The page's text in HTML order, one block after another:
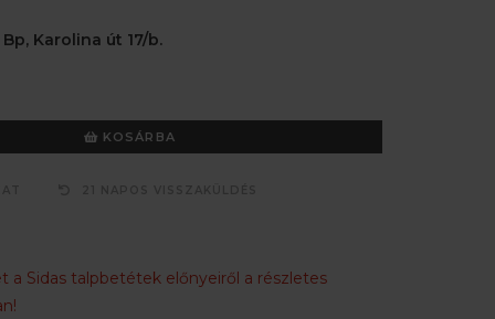
Bp, Karolina út 17/b.
KOSÁRBA
a Sidas talpbetétek előnyeiről a részletes